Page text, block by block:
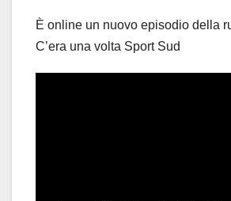
È online un nuovo episodio della
C’era una volta Sport Sud